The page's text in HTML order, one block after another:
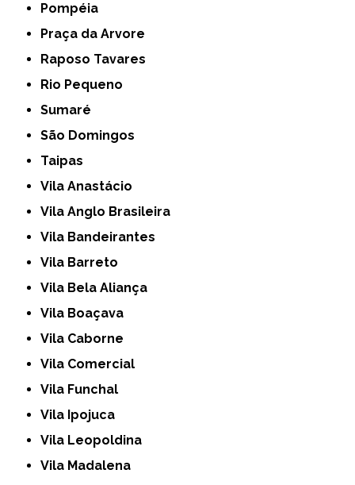
Pompéia
Praça da Arvore
Raposo Tavares
Rio Pequeno
Sumaré
São Domingos
Taipas
Vila Anastácio
Vila Anglo Brasileira
Vila Bandeirantes
Vila Barreto
Vila Bela Aliança
Vila Boaçava
Vila Caborne
Vila Comercial
Vila Funchal
Vila Ipojuca
Vila Leopoldina
Vila Madalena